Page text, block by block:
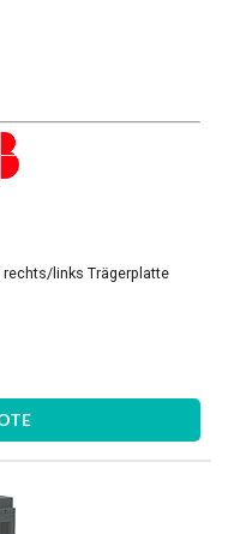
links Trägerplatte